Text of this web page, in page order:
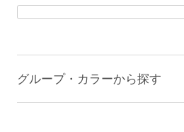
グループ・カラーから探す